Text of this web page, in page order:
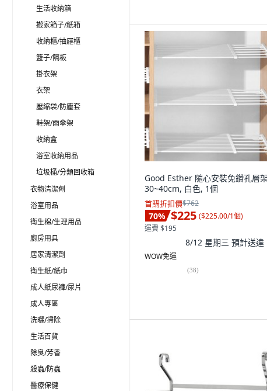
生活收納箱
搬家箱子/紙箱
收納櫃/抽屜櫃
籃子/隔板
掛衣架
衣架
壓縮袋/防塵套
鞋架/雨傘架
收納盒
浴室收納用品
垃圾桶/分類回收箱
衣物清潔劑
浴室用品
衛生棉/生理用品
廚房用具
居家清潔劑
衛生紙/紙巾
成人紙尿褲/尿片
成人專區
洗曬/掃除
生活百貨
除臭/芳香
殺蟲/防蟲
醫療保健
Good Esther 隨心安裝免鑽孔層架
30~40cm, 白色, 1個
首購折扣價$762
70% $225 ($225.00/1個)
運費 $195
8/12 星期三 預計送達
WOW免運
(38)